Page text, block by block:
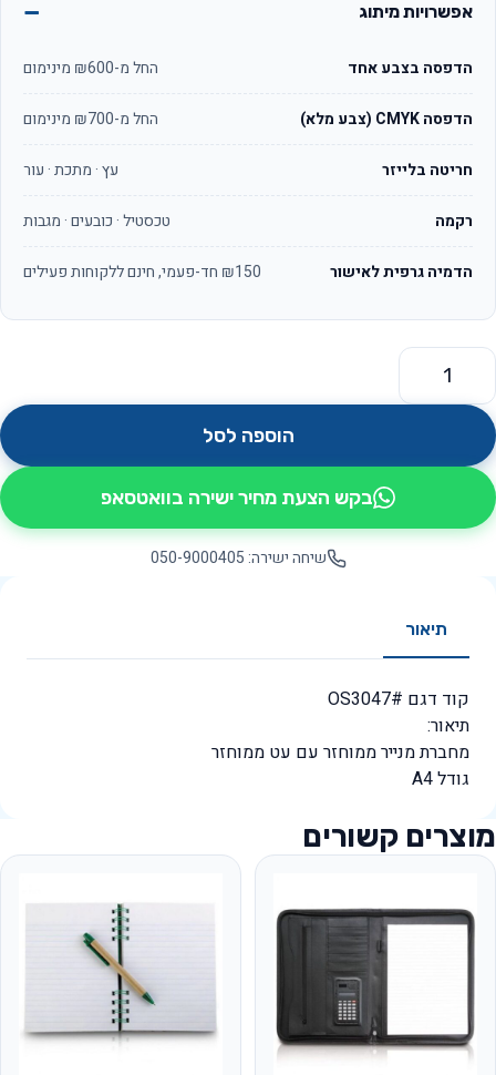
אפשרויות מיתוג
הדפסה בצבע אחד החל מ-₪600 מינימום
הדפסה CMYK (צבע מלא) החל מ-₪700 מינימום
חריטה בלייזר עץ · מתכת · עור
רקמה טכסטיל · כובעים · מגבות
הדמיה גרפית לאישור ₪150 חד-פעמי, חינם ללקוחות פעילים
כמות של דראפט OS3047
הוספה לסל
בקש הצעת מחיר ישירה בוואטסאפ
שיחה ישירה: 050-9000405
תיאור
קוד דגם #OS3047
תיאור:
מחברת מנייר ממוחזר עם עט ממוחזר
גודל A4
מוצרים קשורים